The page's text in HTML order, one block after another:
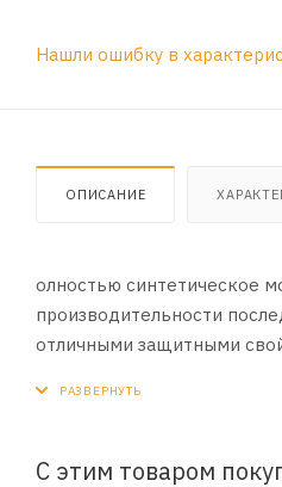
Нашли ошибку в
ОПИСАНИЕ
олностью синтетическое
производительности
отличными защитными
С этим товаром